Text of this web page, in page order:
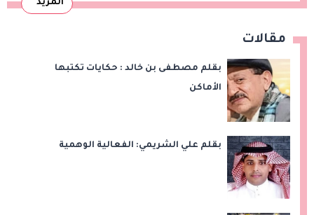
المزيد
مقالات
بقلم مصطفى بن خالد : حكايات تكتبها
الأماكن
بقلم علي الشريمي: الفعالية الوهمية